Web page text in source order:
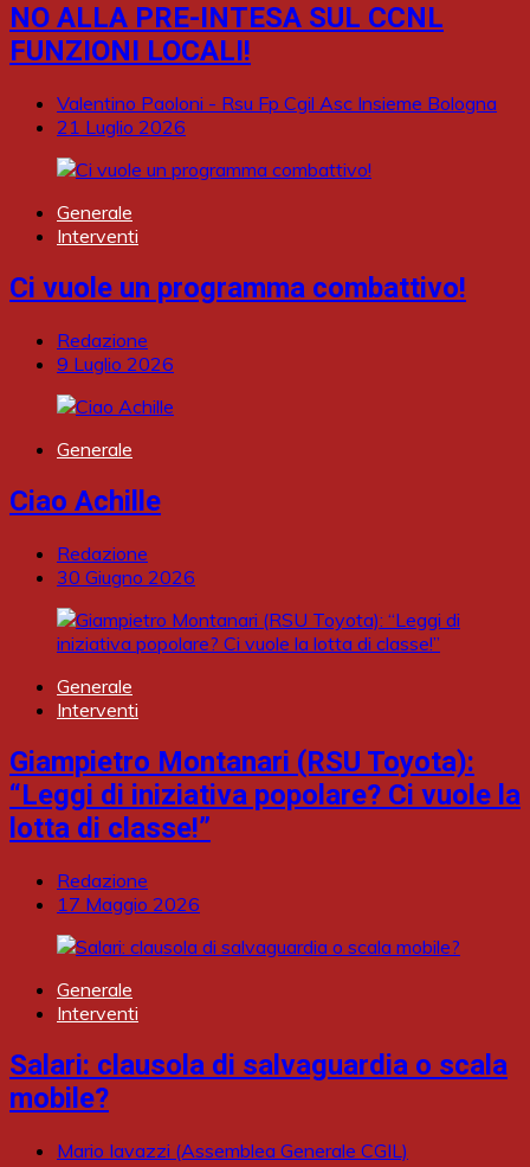
NO ALLA PRE-INTESA SUL CCNL
FUNZIONI LOCALI!
Valentino Paoloni - Rsu Fp Cgil Asc Insieme Bologna
21 Luglio 2026
Generale
Interventi
Ci vuole un programma combattivo!
Redazione
9 Luglio 2026
Generale
Ciao Achille
Redazione
30 Giugno 2026
Generale
Interventi
Giampietro Montanari (RSU Toyota):
“Leggi di iniziativa popolare? Ci vuole la
lotta di classe!”
Redazione
17 Maggio 2026
Generale
Interventi
Salari: clausola di salvaguardia o scala
mobile?
Mario Iavazzi (Assemblea Generale CGIL)